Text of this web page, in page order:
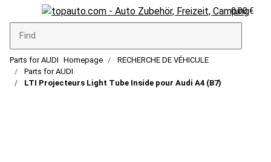
0,00 €
Parts for AUDI Homepage
RECHERCHE DE VÉHICULE
Parts for AUDI
LTI Projecteurs Light Tube Inside pour Audi A4 (B7)